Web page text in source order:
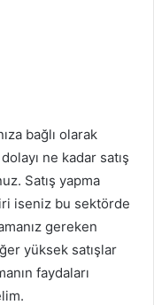
bağlı olarak
ne kadar satış
Satış yapma
iseniz bu sektörde
gereken
yüksek satışlar
faydaları